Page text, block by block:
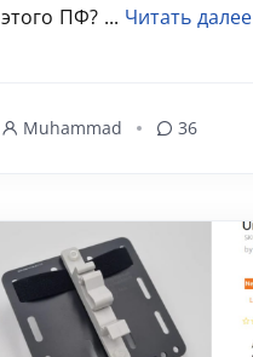
этого ПФ? ... Читать далее
Muhammad 36